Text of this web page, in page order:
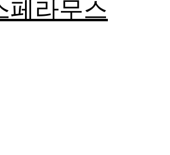
페라무스